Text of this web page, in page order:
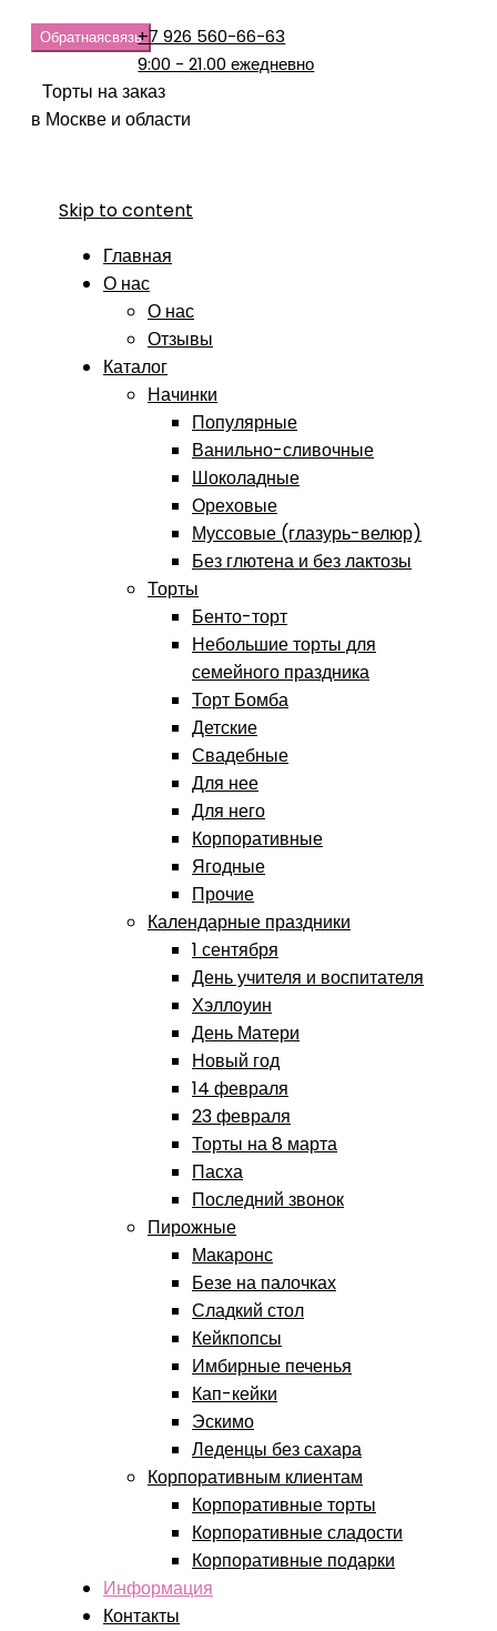
Обратнаясвязь+7 926 560-66-63
9:00 - 21.00 ежедневно
Торты на заказ
в Москве и области
Skip to content
Главная
О нас
О нас
Отзывы
Каталог
Начинки
Популярные
Ванильно-сливочные
Шоколадные
Ореховые
Муссовые (глазурь-велюр)
Без глютена и без лактозы
Торты
Бенто-торт
Небольшие торты для
семейного праздника
Торт Бомба
Детские
Свадебные
Для нее
Для него
Корпоративные
Ягодные
Прочие
Календарные праздники
1 сентября
День учителя и воспитателя
Хэллоуин
День Матери
Новый год
14 февраля
23 февраля
Торты на 8 марта
Пасха
Последний звонок
Пирожные
Макаронс
Безе на палочках
Сладкий стол
Кейкпопсы
Имбирные печенья
Кап-кейки
Эскимо
Леденцы без сахара
Корпоративным клиентам
Корпоративные торты
Корпоративные сладости
Корпоративные подарки
Информация
Контакты